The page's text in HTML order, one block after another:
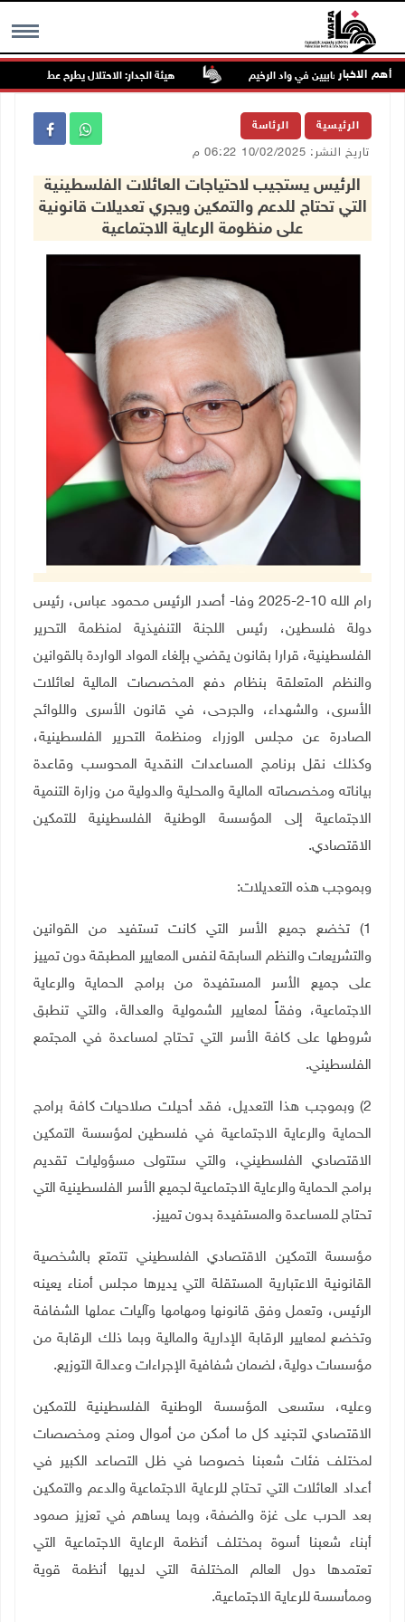
MENU أهم الاخبار هيئة الجدار: الاحتلال يطرح عطاءً لبناء 627 وحدة استعمارية جديدة على أراضي محافظة رام الله والبيرة
الرئيسية الرئاسة
تاريخ النشر: 10/02/2025 06:22 م
الرئيس يستجيب لاحتياجات العائلات الفلسطينية
التي تحتاج للدعم والتمكين ويجري تعديلات قانونية
على منظومة الرعاية الاجتماعية
رام الله 10-2-2025 وفا-
أصدر الرئيس محمود عباس، رئيس
دولة فلسطين، رئيس اللجنة التنفيذية لمنظمة التحرير
الفلسطينية، قرارا بقانون يقضي بإلغاء المواد الواردة بالقوانين
والنظم المتعلقة بنظام دفع المخصصات المالية لعائلات
الأسرى، والشهداء، والجرحى، في قانون الأسرى واللوائح
الصادرة عن مجلس الوزراء ومنظمة التحرير الفلسطينية،
وكذلك نقل برنامج المساعدات النقدية المحوسب وقاعدة
بياناته ومخصصاته المالية والمحلية والدولية من وزارة التنمية
الاجتماعية إلى المؤسسة الوطنية الفلسطينية للتمكين
الاقتصادي.
وبموجب هذه التعديلات:
1)
تخضع جميع الأسر التي كانت تستفيد من القوانين
والتشريعات والنظم السابقة لنفس المعايير المطبقة دون تمييز
على جميع الأسر المستفيدة من برامج الحماية والرعاية
الاجتماعية، وفقاً لمعايير الشمولية والعدالة، والتي تنطبق
شروطها على كافة الأسر التي تحتاج لمساعدة في المجتمع
الفلسطيني.
2) وبموجب هذا التعديل، فقد أحيلت صلاحيات كافة برامج
الحماية والرعاية الاجتماعية في فلسطين لمؤسسة التمكين
الاقتصادي الفلسطيني، والتي ستتولى مسؤوليات تقديم
برامج الحماية والرعاية الاجتماعية لجميع الأسر الفلسطينية التي
تحتاج للمساعدة والمستفيدة بدون تمييز.
مؤسسة التمكين الاقتصادي الفلسطيني تتمتع بالشخصية
القانونية الاعتبارية المستقلة التي يديرها مجلس أمناء يعينه
الرئيس، وتعمل وفق قانونها ومهامها وآليات عملها الشفافة
وتخضع لمعايير الرقابة الإدارية والمالية وبما ذلك الرقابة من
مؤسسات دولية، لضمان شفافية الإجراءات وعدالة التوزيع.
وعليه، ستسعى المؤسسة الوطنية الفلسطينية للتمكين
الاقتصادي لتجنيد كل ما أمكن من أموال ومنح ومخصصات
لمختلف فئات شعبنا خصوصا في ظل التصاعد الكبير في
أعداد العائلات التي تحتاج للرعاية الاجتماعية والدعم والتمكين
بعد الحرب على غزة والضفة، وبما يساهم في تعزيز صمود
أبناء شعبنا أسوة بمختلف أنظمة الرعاية الاجتماعية التي
تعتمدها دول العالم المختلفة التي لديها أنظمة قوية
وممأسسة للرعاية الاجتماعية.